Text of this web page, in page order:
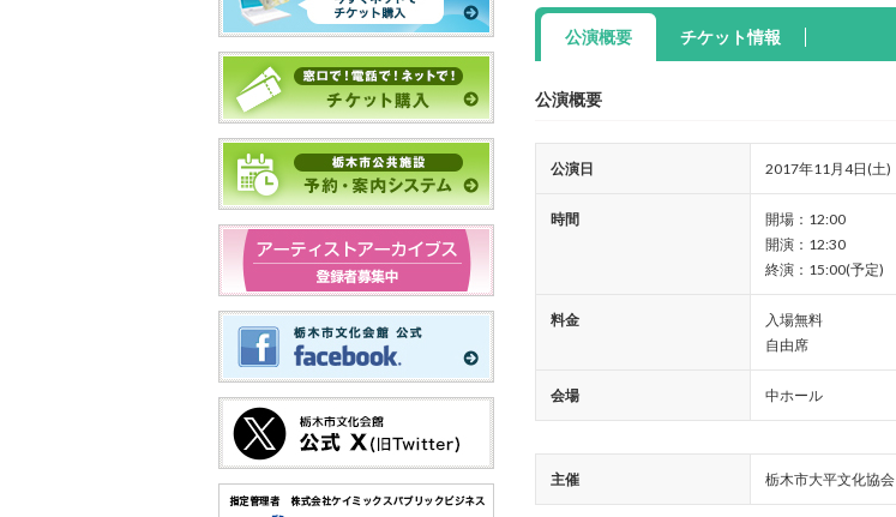
公演概要 チケット情報
公演概要
公演日 2017年11月4日(土)
時間
開場：12:00
開演：12:30
終演：15:00(予定)
料金
入場無料
自由席
会場 中ホール
主催 栃木市大平文化協会